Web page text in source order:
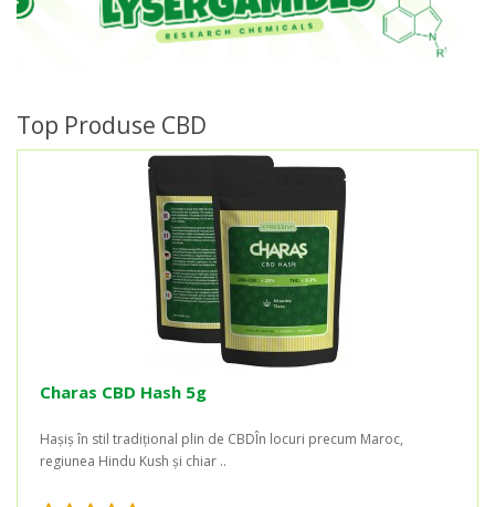
Top Produse CBD
Charas CBD Hash 5g
Hașiș în stil tradițional plin de CBDÎn locuri precum Maroc,
regiunea Hindu Kush și chiar ..